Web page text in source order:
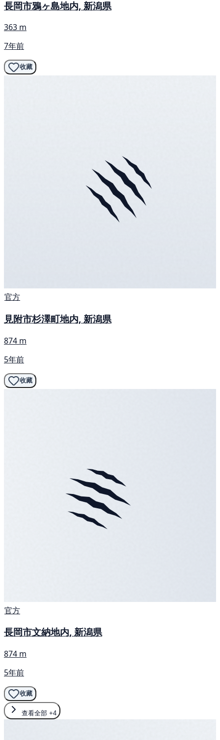
長岡市鴉ヶ島地内, 新潟県
363 m
7年前
收藏
官方
見附市杉澤町地内, 新潟県
874 m
5年前
收藏
官方
長岡市文納地内, 新潟県
874 m
5年前
收藏
查看全部 +4